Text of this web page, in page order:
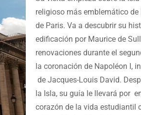
religioso más emblemático de
de Paris. Va a descubrir su
edificación por Maurice de
renovaciones durante el
la coronación de Napoléon I,
de Jacques-Louis David.
la Isla, su guía le llevará por
corazón de la vida estudiantil